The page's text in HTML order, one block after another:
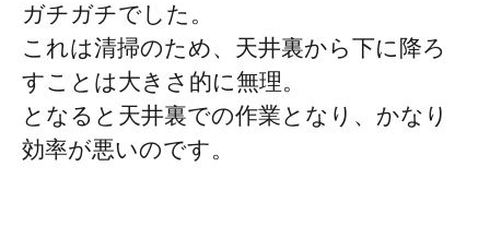
ガチガチでした。
これは清掃のため、天井裏から下に降ろ
すことは大きさ的に無理。
となると天井裏での作業となり、かなり
効率が悪いのです。